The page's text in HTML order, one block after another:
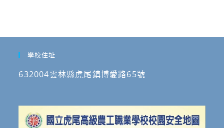
學校住址
632004雲林縣虎尾鎮博愛路65號